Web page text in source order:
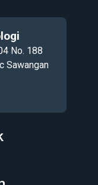
No. 188
Sawangan